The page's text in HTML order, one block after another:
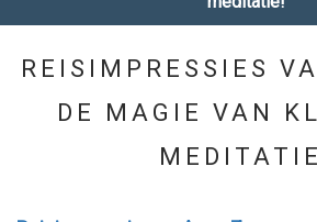
REISIMPRESSIES
DE MAGIE VAN